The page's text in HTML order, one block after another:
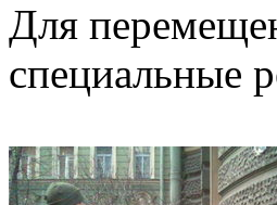
Для
специальные